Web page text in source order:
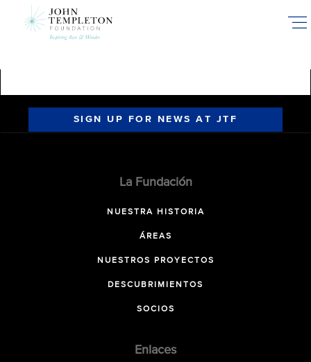
SIGN UP FOR NEWS AT JTF
La Fundación
NUESTRA HISTORIA
ÁREAS
NUESTROS PROYECTOS
DESCUBRIMIENTOS
SOCIOS
Enlaces